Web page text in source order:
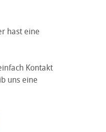
hast eine
Kontakt
uns eine